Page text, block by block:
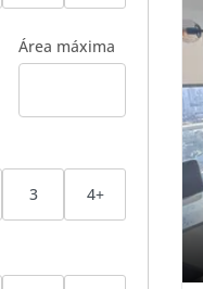
Área máxima
3 4+